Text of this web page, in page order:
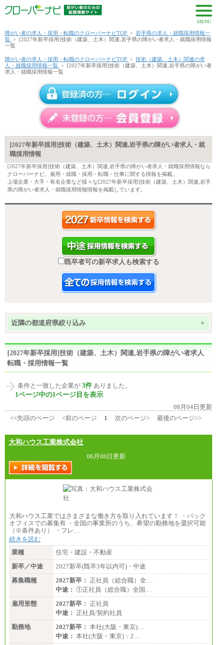
MENU
障がい者の求人・採用・転職のクローバーナビTOP > 岩手県の求人・就職採用情報一
覧 > [2027年新卒採用]技術（建築、土木）関連,岩手県の障がい者求人・就職採用情報
一覧
障がい者の求人・採用・転職のクローバーナビTOP > 技術（建築、土木）関連の求
人・就職採用情報一覧 > [2027年新卒採用]技術（建築、土木）関連,岩手県の障がい者
求人・就職採用情報一覧
[2027年新卒採用]技術（建築、土木）関連,岩手県の障がい者求人・就
職採用情報
[2027年新卒採用]技術（建築、土木）関連,岩手県の障がい者求人・就職採用情報なら
クローバーナビ。雇用・就職・採用・転職・仕事に関する情報を掲載。
上場企業・大手・有名企業など様々な[2027年新卒採用]技術（建築、土木）関連,岩手
県の障がい者求人・就職採用情報情報を掲載しています。
既卒者可の新卒求人も検索する
近隣の都道府県絞り込み +
[2027年新卒採用]技術（建築、土木）関連,岩手県の障がい者求人
転職・採用情報一覧
条件と一致した企業が 3件 ありました。
1ページ中の1ページ目を表示
08月04日更新
<<先頭のページ
<前のページ 1 次のページ> 最後のページ>>
大和ハウス工業株式会社
06月08日更新
大和ハウス工業ではさまざまな働き方を取り入れています！ ・バック
オフィスでの募集有 ・全国の事業所のうち、希望の勤務地を選択可能
（※条件あり） ・フレ…
続きを読む
業種
住宅・建設・不動産
新卒／中途
2027新卒(既卒3年以内可)・中途
募集職種
2027新卒： 正社員（総合職）全…
中途： ①正社員（総合職）全国…
雇用形態
2027新卒： 正社員
中途： 正社員/契約社員
勤務地
2027新卒： 本社(大阪・東京)…
中途： 本社(大阪・東京)：2…